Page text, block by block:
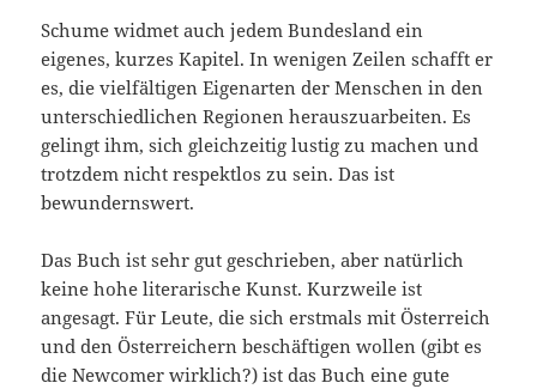
Schume widmet auch jedem Bundesland ein
eigenes, kurzes Kapitel. In wenigen Zeilen schafft er
es, die vielfältigen Eigenarten der Menschen in den
unterschiedlichen Regionen herauszuarbeiten. Es
gelingt ihm, sich gleichzeitig lustig zu machen und
trotzdem nicht respektlos zu sein. Das ist
bewundernswert.
Das Buch ist sehr gut geschrieben, aber natürlich
keine hohe literarische Kunst. Kurzweile ist
angesagt. Für Leute, die sich erstmals mit Österreich
und den Österreichern beschäftigen wollen (gibt es
die Newcomer wirklich?) ist das Buch eine gute